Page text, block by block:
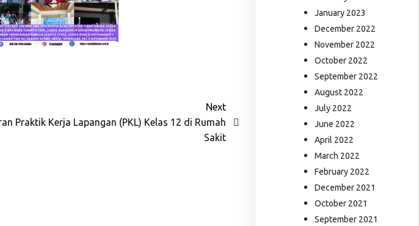
Next
Praktik Kerja Lapangan (PKL) Kelas 12 di Rumah
Sakit
January 2023
December 2022
November 2022
October 2022
September 2022
August 2022
July 2022
June 2022
April 2022
March 2022
February 2022
December 2021
October 2021
September 2021